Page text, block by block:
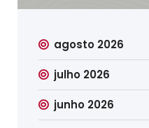
agosto 2026
julho 2026
junho 2026